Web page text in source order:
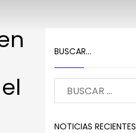
BUSCAR…
NOTICIAS RECIENTES